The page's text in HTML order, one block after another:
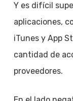
Y es difícil
aplicaciones,
iTunes y App
cantidad de
proveedores.